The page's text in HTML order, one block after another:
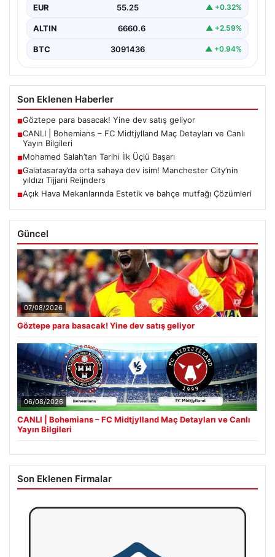
EUR 55.25 ▲ +0.32%
ALTIN 6660.6 ▲ +2.59%
BTC 3091436 ▲ +0.94%
Son Eklenen Haberler
■Göztepe para basacak! Yine dev satış geliyor
■CANLI | Bohemians – FC Midtjylland Maç Detayları ve Canlı
Yayın Bilgileri
■Mohamed Salah’tan Tarihi İlk Üçlü Başarı
■Galatasaray’da orta sahaya dev isim! Manchester City’nin
yıldızı Tijjani Reijnders
■Açık Hava Mekanlarında Estetik ve bahçe mutfağı Çözümleri
Güncel
07/08/2026
Göztepe para basacak! Yine dev satış geliyor
06/08/2026
CANLI | Bohemians – FC Midtjylland Maç Detayları ve Canlı
Yayın Bilgileri
Son Eklenen Firmalar